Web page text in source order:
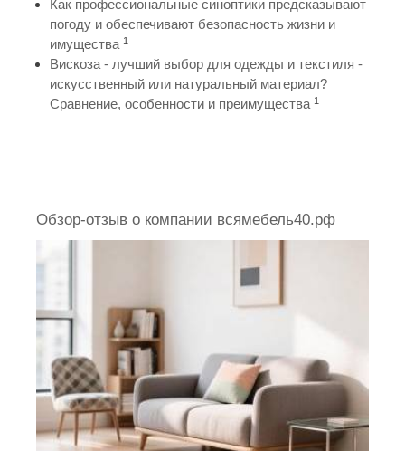
Как профессиональные синоптики предсказывают
погоду и обеспечивают безопасность жизни и
имущества 1
Вискоза - лучший выбор для одежды и текстиля -
искусственный или натуральный материал?
Сравнение, особенности и преимущества 1
Обзор-отзыв о компании всямебель40.рф